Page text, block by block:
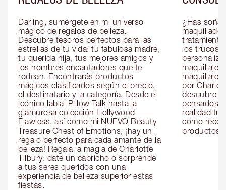
Darling, sumérgete en mi universo
mágico de regalos de belleza.
Descubre tesoros perfectos para las
estrellas de tu vida: tu fabulosa madre,
tu querida hija, tus mejores amigos y
los hombres encantadores que te
rodean. Encontrarás productos
mágicos clasificados según el precio,
el destinatario y la categoría. Desde el
icónico labial Pillow Talk hasta la
glamurosa colección Hollywood
Flawless, así como mi NUEVO Beauty
Treasure Chest of Emotions, ¡hay un
regalo perfecto para cada amante de la
belleza! Regala la magia de Charlotte
Tilbury: date un capricho o sorprende
a tus seres queridos con una
experiencia de belleza superior estas
fiestas.
¿Has
los trucos?
maquillaje
maquillaje
por
descubre
pensados
realidad
como
productos